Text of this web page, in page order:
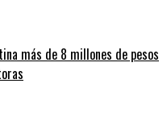
más de 8 millones de pesos